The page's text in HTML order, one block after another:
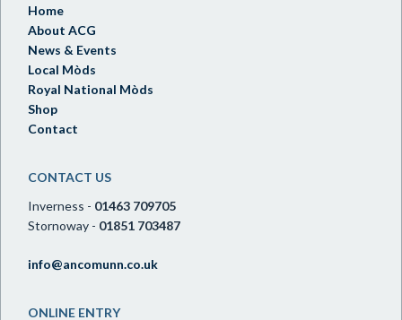
Home
About ACG
News & Events
Local Mòds
Royal National Mòds
Shop
Contact
CONTACT US
Inverness - 01463 709705
Stornoway - 01851 703487
info@ancomunn.co.uk
ONLINE ENTRY